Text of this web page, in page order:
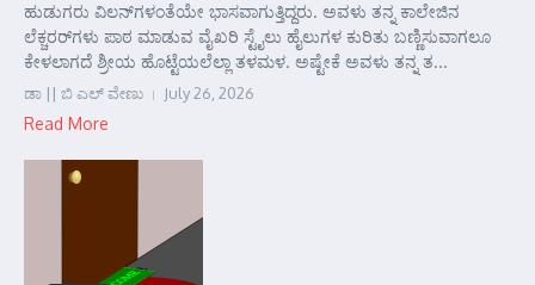
ಹುಡುಗರು ವಿಲನ್‌ಗಳಂತೆಯೇ ಭಾಸವಾಗುತ್ತಿದ್ದರು. ಅವಳು ತನ್ನ ಕಾಲೇಜಿನ
ಲೆಕ್ಚರರ್‌ಗಳು ಪಾಠ ಮಾಡುವ ವೈಖರಿ ಸ್ಟೈಲು ಹೈಲುಗಳ ಕುರಿತು ಬಣ್ಣಿಸುವಾಗಲೂ
ಕೇಳಲಾಗದೆ ಶ್ರೀಯ ಹೊಟ್ಟೆಯಲೆಲ್ಲಾ ತಳಮಳ. ಅಷ್ಟೇಕೆ ಅವಳು ತನ್ನ ತ...
ಡಾ || ಬಿ ಎಲ್ ವೇಣು July 26, 2026
Read More